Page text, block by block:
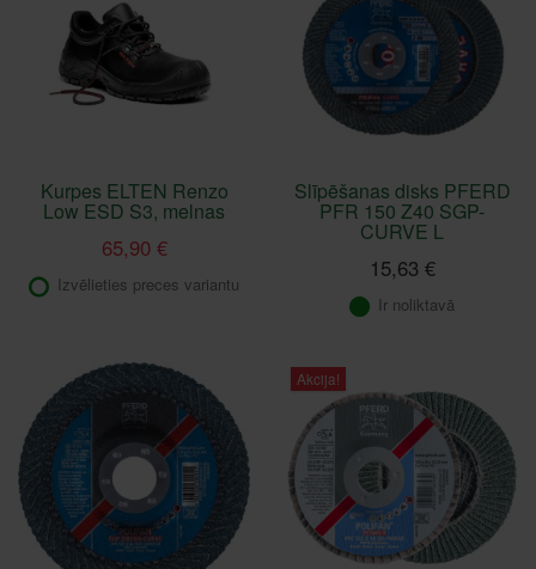
Kurpes ELTEN Renzo
Low ESD S3, melnas
65,90 €
Izvēlieties preces variantu
Slīpēšanas disks PFERD
PFR 150 Z40 SGP-
CURVE L
15,63 €
Ir noliktavā
Akcija!